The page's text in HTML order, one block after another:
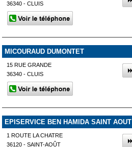
36340 - CLUIS
MICOURAUD DUMONTET
15 RUE GRANDE
36340 - CLUIS
EPISERVICE BEN HAMIDA SAINT AOUT
1 ROUTE LA CHATRE
36120 - SAINT-AOÛT